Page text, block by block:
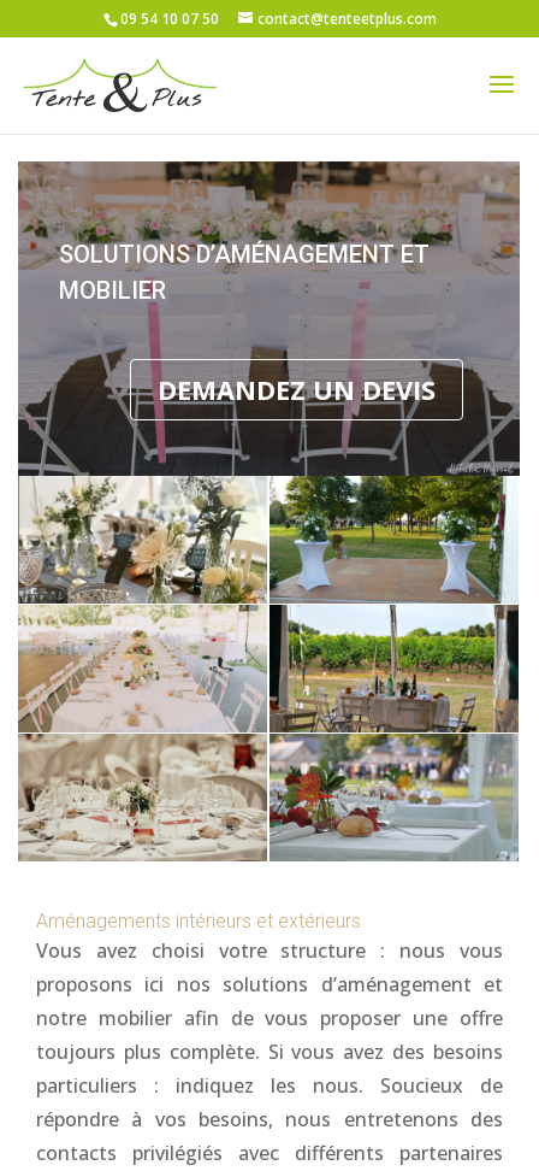
09 54 10 07 50 contact@tenteetplus.com
SOLUTIONS D’AMÉNAGEMENT ET
MOBILIER
DEMANDEZ UN DEVIS
Aménagements intérieurs et extérieurs
Vous avez choisi votre structure : nous vous
proposons ici nos solutions d’aménagement et
notre mobilier afin de vous proposer une offre
toujours plus complète. Si vous avez des besoins
particuliers : indiquez les nous. Soucieux de
répondre à vos besoins, nous entretenons des
contacts privilégiés avec différents partenaires